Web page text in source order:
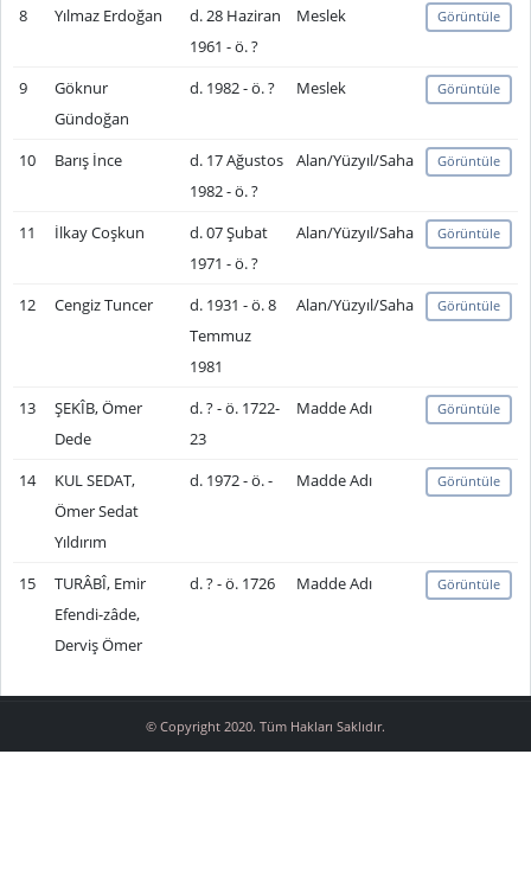
8 Yılmaz Erdoğan
d. 28 Haziran
1961 - ö. ?
Meslek Görüntüle
9
Göknur
Gündoğan
d. 1982 - ö. ? Meslek Görüntüle
10 Barış İnce
d. 17 Ağustos
1982 - ö. ?
Alan/Yüzyıl/Saha Görüntüle
11 İlkay Coşkun
d. 07 Şubat
1971 - ö. ?
Alan/Yüzyıl/Saha Görüntüle
12 Cengiz Tuncer
d. 1931 - ö. 8
Temmuz
1981
Alan/Yüzyıl/Saha Görüntüle
13
ŞEKÎB, Ömer
Dede
d. ? - ö. 1722-
23
Madde Adı Görüntüle
14
KUL SEDAT,
Ömer Sedat
Yıldırım
d. 1972 - ö. - Madde Adı Görüntüle
15
TURÂBÎ, Emir
Efendi-zâde,
Derviş Ömer
d. ? - ö. 1726 Madde Adı Görüntüle
© Copyright 2020. Tüm Hakları Saklıdır.